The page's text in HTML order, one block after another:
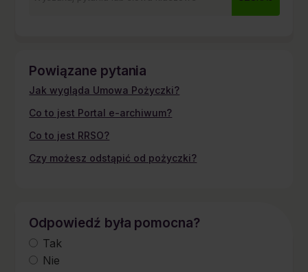
Powiązane pytania
Jak wygląda Umowa Pożyczki?
Co to jest Portal e-archiwum?
Co to jest RRSO?
Czy możesz odstąpić od pożyczki?
Odpowiedź była pomocna?
Tak
Nie